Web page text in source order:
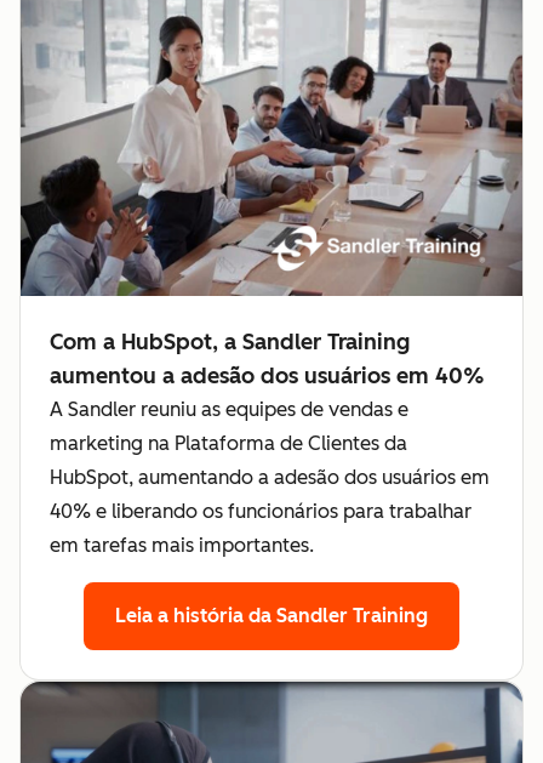
Com a HubSpot, a Sandler Training
aumentou a adesão dos usuários em 40%
A Sandler reuniu as equipes de vendas e
marketing na Plataforma de Clientes da
HubSpot, aumentando a adesão dos usuários em
40% e liberando os funcionários para trabalhar
em tarefas mais importantes.
Leia a história da Sandler Training